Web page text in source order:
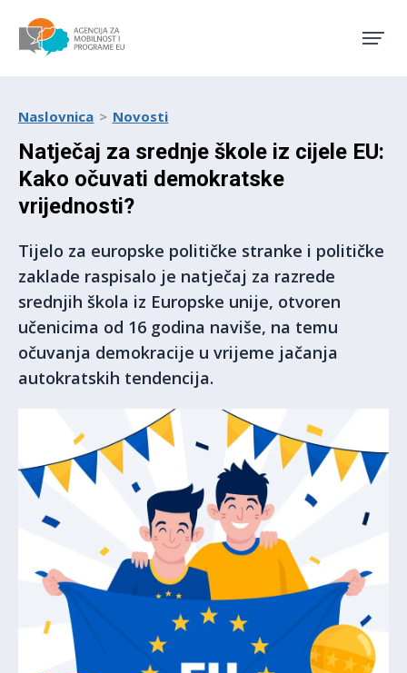
Naslovnica Novosti
Natječaj za srednje škole iz cijele EU:
Kako očuvati demokratske
vrijednosti?
Tijelo za europske političke stranke i političke
zaklade raspisalo je natječaj za razrede
srednjih škola iz Europske unije, otvoren
učenicima od 16 godina naviše, na temu
očuvanja demokracije u vrijeme jačanja
autokratskih tendencija.